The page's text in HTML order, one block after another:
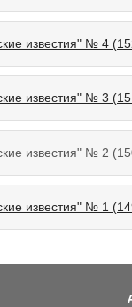
известия" № 4
известия" № 3
известия" № 2
известия" № 1